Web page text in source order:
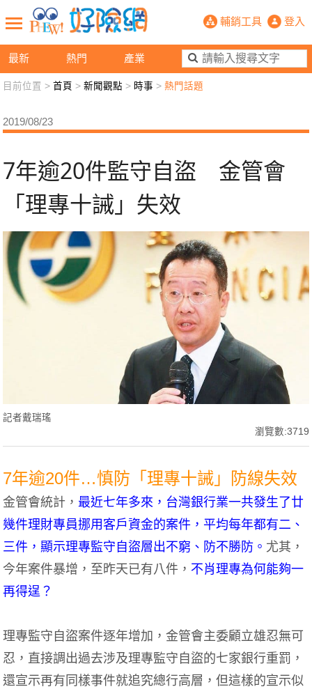
最新 熱門 產業
7年逾20件監守自盜 金管會「理
輔銷工具 登入
新聞觀點 業務交流 好險懂生活
退休先準備 好險學堂 輔銷工具 活動專區
目前位置 >首頁 >新聞觀點 > 時事 >熱門話題
2019/08/23
7年逾20件監守自盜 金管會
「理專十誡」失效
記者戴瑞瑤
瀏覽數:3719
7年逾20件…慎防「理專十誡」防線失效
金管會統計，最近七年多來，台灣銀行業一共發生了廿
幾件理財專員挪用客戶資金的案件，平均每年都有二、
三件，顯示理專監守自盜層出不窮、防不勝防。 尤其，
今年案件暴增，至昨天已有八件， 不肖理專為何能夠一
再得逞？
理專監守自盜案件逐年增加，金管會主委顧立雄忍無可
忍，直接調出過去涉及理專監守自盜的七家銀行重罰，
還宣示再有同樣事件就追究總行高層，但這樣的宣示似